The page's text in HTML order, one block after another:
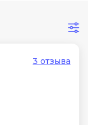
3 отзыва